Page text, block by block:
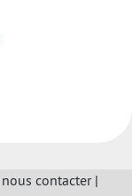
nous contacter|